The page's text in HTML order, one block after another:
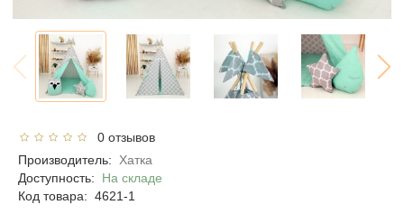
0 отзывов
Производитель:
Хатка
Доступность: На складе
Код товара: 4621-1